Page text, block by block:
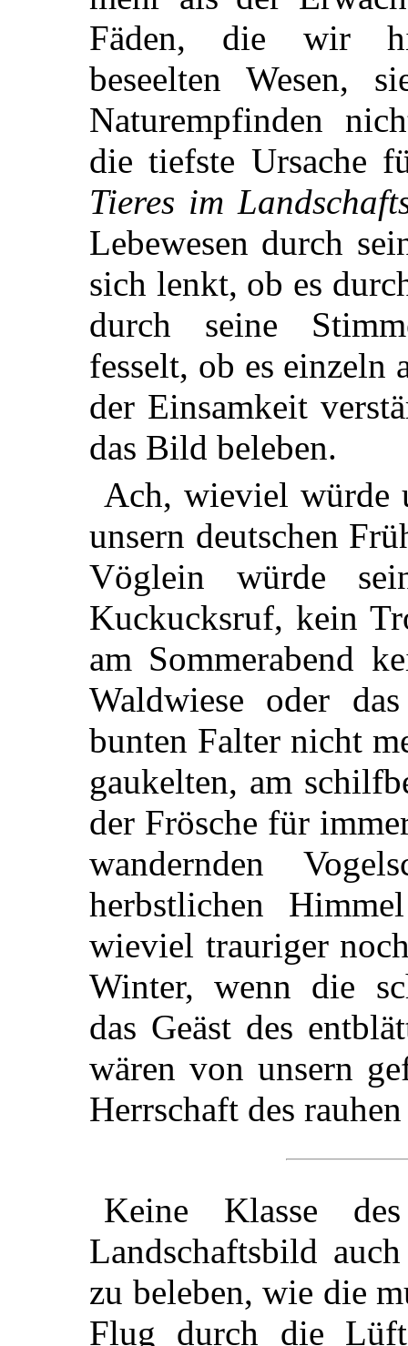
Fäden, die wir
beseelten Wesen,
Naturempfinden
die tiefste Ursache
Tieres im
Lebewesen durch
sich lenkt, ob es
durch seine
fesselt, ob es
der Einsamkeit
das Bild beleben.
Ach, wieviel würde
unsern deutschen
Vöglein würde
Kuckucksruf, kein
am Sommerabend
Waldwiese oder
bunten Falter nicht
gaukelten, am
der Frösche für
wandernden
herbstlichen Himmel
wieviel trauriger
Winter, wenn die
das Geäst des
wären von unsern
Herrschaft des
Keine Klasse
Landschaftsbild
zu beleben, wie die
Flug durch die